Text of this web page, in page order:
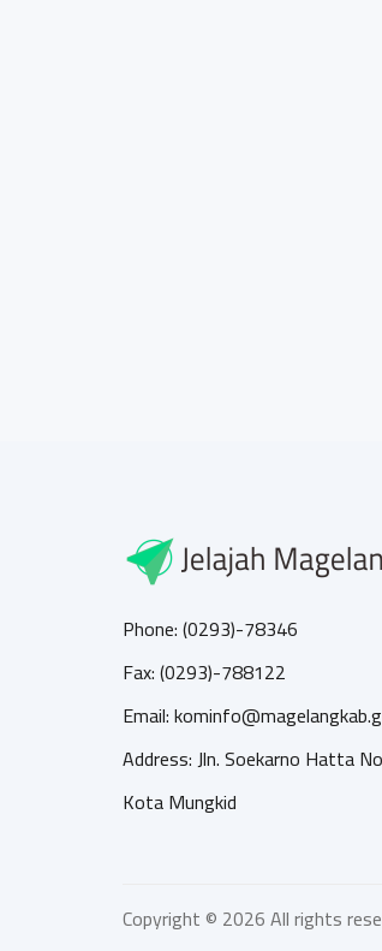
Phone: (0293)-78346
Fax: (0293)-788122
Email:
Address: Jln. Soekarno Hatta
Kota Mungkid
Copyright © 2026 All rights